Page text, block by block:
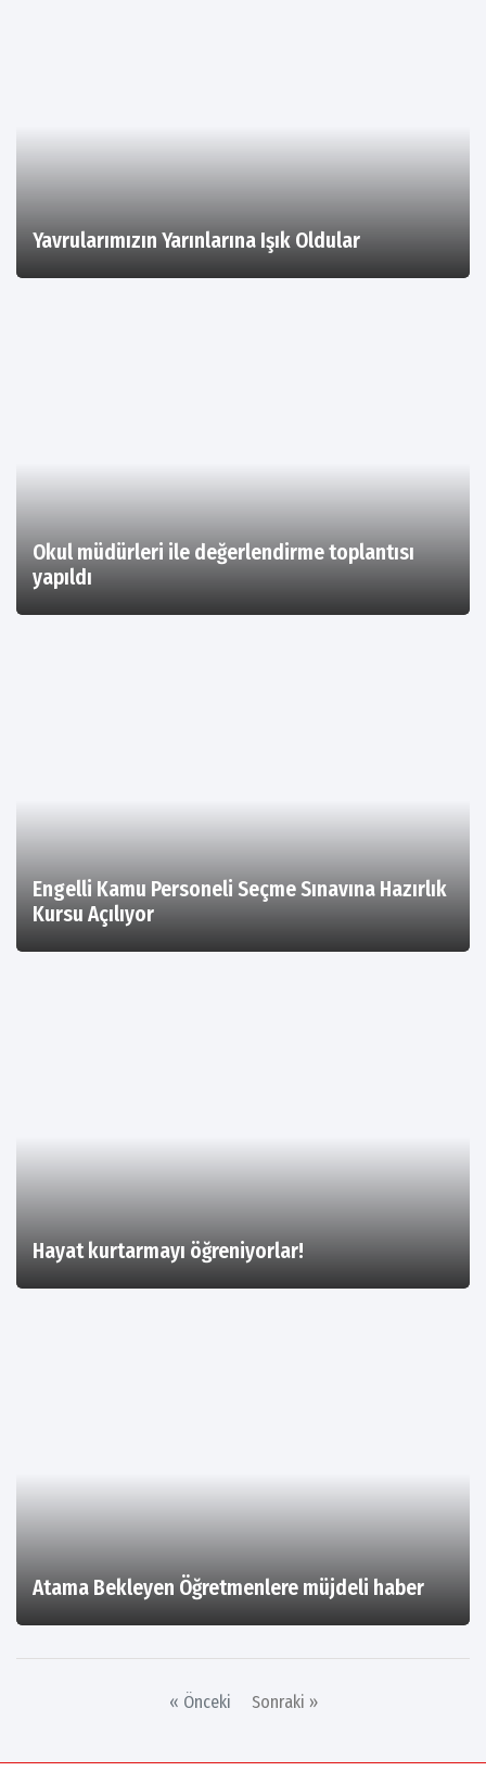
Yavrularımızın Yarınlarına Işık Oldular
Okul müdürleri ile değerlendirme toplantısı
yapıldı
Engelli Kamu Personeli Seçme Sınavına Hazırlık
Kursu Açılıyor
Hayat kurtarmayı öğreniyorlar!
Atama Bekleyen Öğretmenlere müjdeli haber
« Önceki Sonraki »